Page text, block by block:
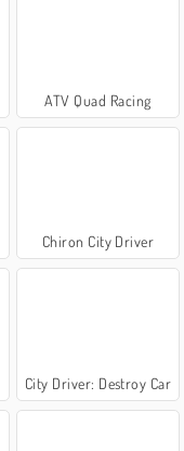
ATV Quad Racing
Chiron City Driver
City Driver: Destroy Car